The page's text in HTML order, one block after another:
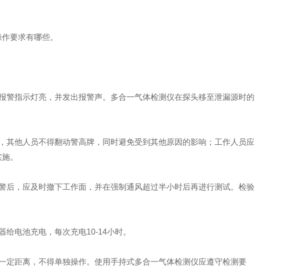
要求有哪些。
指示灯亮，并发出报警声。多合一气体检测仪在探头移至泄漏源时的
他人员不得翻动警高牌，同时避免受到其他原因的影响；工作人员应
。
，应及时撤下工作面，并在强制通风超过半小时后再进行测试。检验
电池充电，每次充电10-14小时。
距离，不得单独操作。使用手持式多合一气体检测仪应遵守检测要